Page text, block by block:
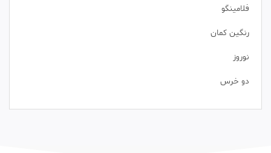
فلامینگو
رنگین کمان
نوروز
دو خرس